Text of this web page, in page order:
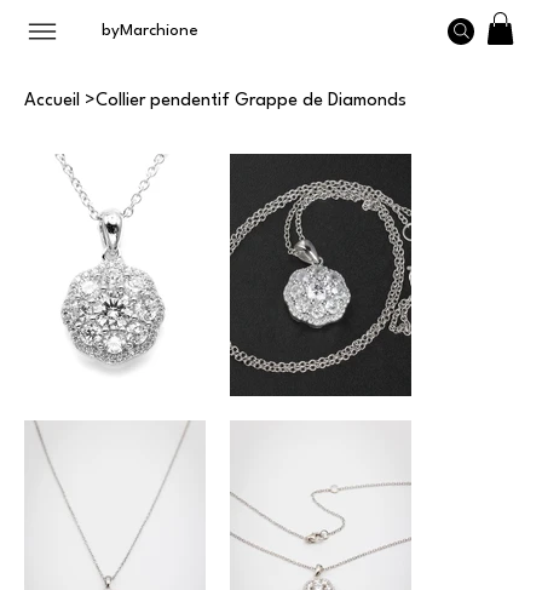
byMarchione
Accueil >Collier pendentif Grappe de Diamonds